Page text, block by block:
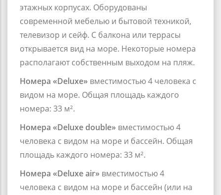
этажных корпусах. Оборудованы
современной мебелью и бытовой техникой,
телевизор и сейф. С балкона или террасы
открывается вид на море. Некоторые номера
располагают собственным выходом на пляж.
Номера «Deluxe» вместимостью 4 человека с
видом на море. Общая площадь каждого
номера: 33 м².
Номера «Deluxe double» вместимостью 4
человека с видом на море и бассейн. Общая
площадь каждого номера: 33 м².
Номера «Deluxe air» вместимостью 4
человека с видом на море и бассейн (или на